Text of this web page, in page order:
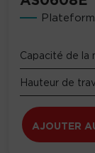
Capacité de la
Hauteur de
AJOUTER